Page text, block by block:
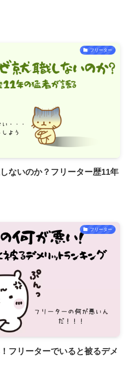
フリーター
ないのか？フリーター歴11年
フリーター
フリーターでいると被るデメ